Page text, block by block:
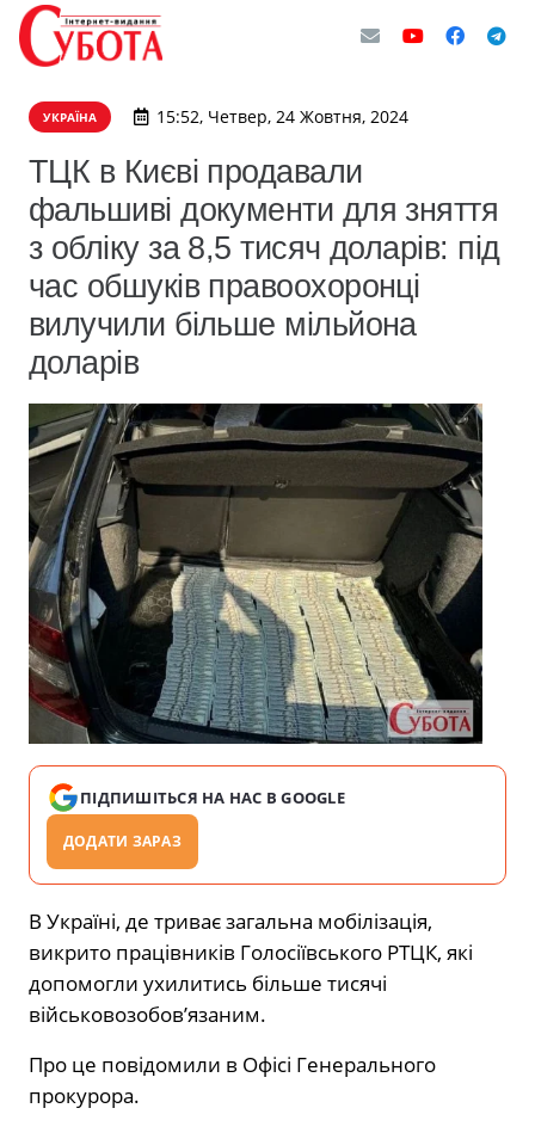
УКРАЇНА 15:52, Четвер, 24 Жовтня, 2024
ТЦК в Києві продавали
фальшиві документи для зняття
з обліку за 8,5 тисяч доларів: під
час обшуків правоохоронці
вилучили більше мільйона
доларів
ПІДПИШІТЬСЯ НА НАС В GOOGLE
ДОДАТИ ЗАРАЗ
В Україні, де триває загальна мобілізація,
викрито працівників Голосіївського РТЦК, які
допомогли ухилитись більше тисячі
військовозобов’язаним.
Про це повідомили в Офісі Генерального
прокурора.